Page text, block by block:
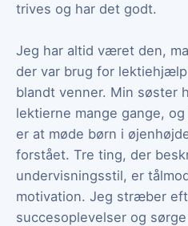
trives og har det godt.
Jeg har altid været den,
der var brug for
blandt venner. Min søster
lektierne mange gange,
er at møde børn i
forstået. Tre ting, der
undervisningsstil, er
motivation. Jeg stræber
succesoplevelser og